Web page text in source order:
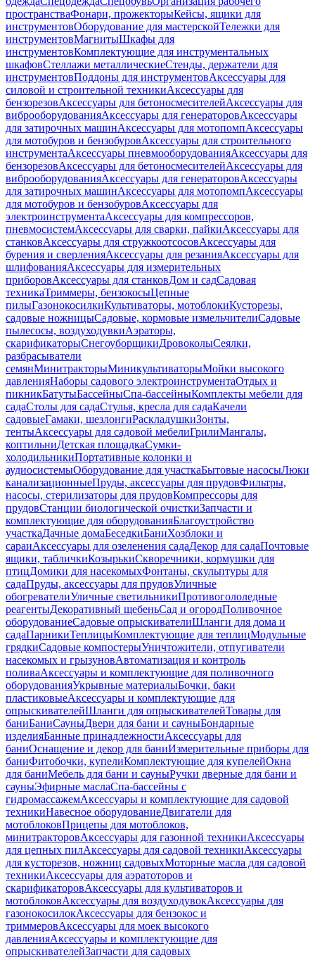
пространстваФонари, прожекторыКейсы, ящики для
инструментовОборудование для мастерскойТележки для
инструментовМагнитыШкафы для
инструментовКомплектующие для инструментальных
шкафовСтеллажи металлическиеСтенды, держатели для
инструментовПоддоны для инструментовАксессуары для
силовой и строительной техникиАксессуары для
бензорезовАксессуары для бетоносмесителейАксессуары для
виброоборудованияАксессуары для генераторовАксессуары
для затирочных машинАксессуары для мотопомпАксессуары
для мотобуров и бензобуровАксессуары для строительного
инструментаАксессуары пневмооборудованияАксессуары для
бензорезовАксессуары для бетоносмесителейАксессуары для
виброоборудованияАксессуары для генераторовАксессуары
для затирочных машинАксессуары для мотопомпАксессуары
для мотобуров и бензобуровАксессуары для
электроинструментаАксессуары для компрессоров,
пневмосистемАксессуары для сварки, пайкиАксессуары для
станковАксессуары для стружкоотсосовАксессуары для
бурения и сверленияАксессуары для резанияАксессуары для
шлифованияАксессуары для измерительных
приборовАксессуары для станковДом и садСадовая
техникаТриммеры, бензокосыЦепные
пилыГазонокосилкиКультиваторы, мотоблокиКусторезы,
садовые ножницыСадовые, кормовые измельчителиСадовые
пылесосы, воздуходувкиАэраторы,
скарификаторыСнегоуборщикиДровоколыСеялки,
разбрасыватели
семянМинитракторыМиникультиваторыМойки высокого
давленияНаборы садового электроинструментаОтдых и
пикникБатутыБассейныСпа-бассейныКомплекты мебели для
садаСтолы для садаСтулья, кресла для садаКачели
садовыеГамаки, шезлонгиРаскладушкиЗонты,
тентыАксессуары для садовой мебелиГрилиМангалы,
коптильниДетская площадкаСумки-
холодильникиПортативные колонки и
аудиосистемыОборудование для участкаБытовые насосыЛюки
канализационныеПруды, аксессуары для прудовФильтры,
насосы, стерилизаторы для прудовКомпрессоры для
прудовСтанции биологической очисткиЗапчасти и
комплектующие для оборудованияБлагоустройство
участкаДачные домаБеседкиБаниХозблоки и
сараиАксессуары для озеленения садаДекор для садаПочтовые
ящики, табличкиКозырькиСкворечники, кормушки для
птицДомики для насекомыхФонтаны, скульптуры для
садаПруды, аксессуары для прудовУличные
обогревателиУличные светильникиПротивогололедные
реагентыДекоративный щебеньСад и огородПоливочное
оборудованиеСадовые опрыскивателиШланги для дома и
садаПарникиТеплицыКомплектующие для теплицМодульные
грядкиСадовые компостерыУничтожители, отпугиватели
насекомых и грызуновАвтоматизация и контроль
поливаАксессуары и комплектующие для поливочного
оборудованияУкрывные материалыБочки, баки
пластиковыеАксессуары и комплектующие для
опрыскивателейШланги для опрыскивателейТовары для
баниБаниСауныДвери для бани и сауныБондарные
изделияБанные принадлежностиАксессуары для
баниОснащение и декор для баниИзмерительные приборы для
баниФитобочки, купелиКомплектующие для купелейОкна
для баниМебель для бани и сауныРучки дверные для бани и
сауныЭфирные маслаСпа-бассейны с
гидромассажемАксессуары и комплектующие для садовой
техникиНавесное оборудованиеДвигатели для
мотоблоковПрицепы для мотоблоков,
минитракторовАксессуары для газонной техникиАксессуары
для цепных пилАксессуары для садовой техникиАксессуары
для кусторезов, ножниц садовыхМоторные масла для садовой
техникиАксессуары для аэратоторов и
скарификаторовАксессуары для культиваторов и
мотоблоковАксессуары для воздуходувокАксессуары для
газонокосилокАксессуары для бензокос и
триммеровАксессуары для моек высокого
давленияАксессуары и комплектующие для
опрыскивателейЗапчасти для садовых